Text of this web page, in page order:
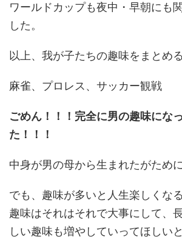
ワールドカップも夜中・早朝にも
した。
以上、我が子たちの趣味をまとめる
麻雀、プロレス、サッカー観戦
ごめん！！！完全に男の趣味にな
た！！！
中身が男の母から生まれたがため
でも、趣味が多いと人生楽しくな
趣味はそれはそれで大事にして、
しい趣味も増やしていってほしい